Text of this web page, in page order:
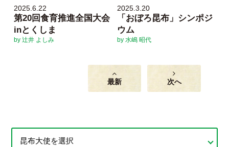
2025.6.22
第20回食育推進全国大会
inとくしま
by 辻井 よしみ
2025.3.20
「おぼろ昆布」シンポジ
ウム
by 水嶋 昭代
最新 次へ